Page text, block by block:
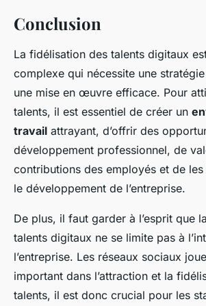
Conclusion
La fidélisation des talents digitaux
complexe qui nécessite une
une mise en œuvre efficace. Pour
talents, il est essentiel de créer un
travail attrayant, d’offrir des
développement professionnel, de
contributions des employés et de
le développement de l’entreprise.
De plus, il faut garder à l’esprit que
talents digitaux ne se limite pas à
l’entreprise. Les réseaux sociaux
important dans l’attraction et la
talents, il est donc crucial pour les